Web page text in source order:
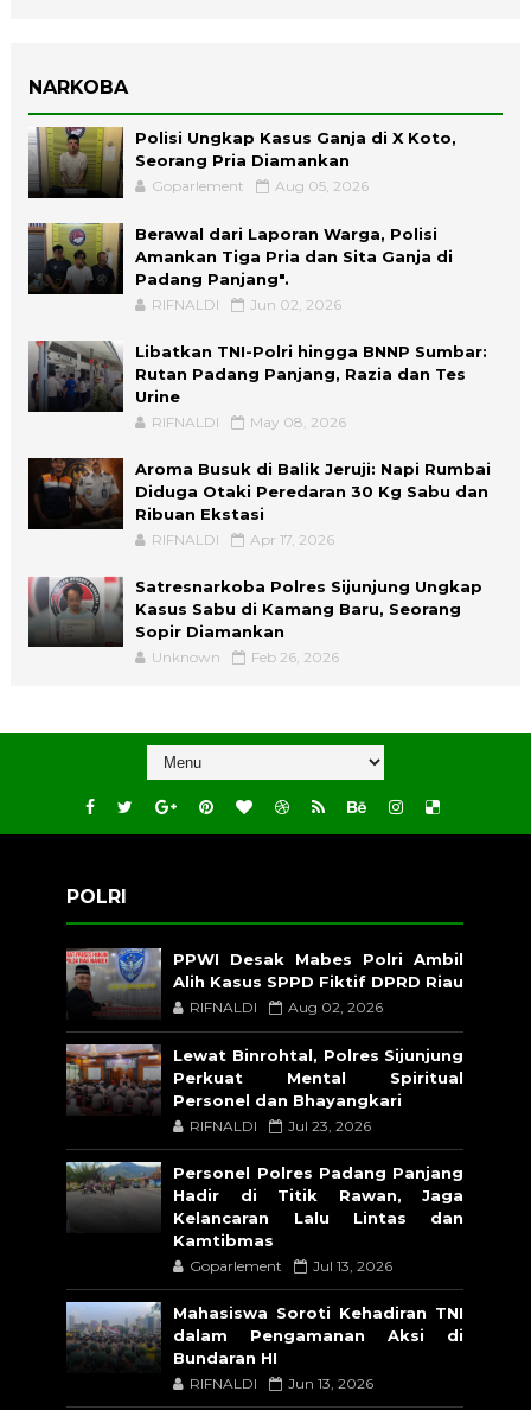
NARKOBA
Polisi Ungkap Kasus Ganja di X Koto,
Seorang Pria Diamankan
Goparlement Aug 05, 2026
Berawal dari Laporan Warga, Polisi
Amankan Tiga Pria dan Sita Ganja di
Padang Panjang".
RIFNALDI Jun 02, 2026
Libatkan TNI-Polri hingga BNNP Sumbar:
Rutan Padang Panjang, Razia dan Tes
Urine
RIFNALDI May 08, 2026
Aroma Busuk di Balik Jeruji: Napi Rumbai
Diduga Otaki Peredaran 30 Kg Sabu dan
Ribuan Ekstasi
RIFNALDI Apr 17, 2026
Satresnarkoba Polres Sijunjung Ungkap
Kasus Sabu di Kamang Baru, Seorang
Sopir Diamankan
Unknown Feb 26, 2026
POLRI
PPWI Desak Mabes Polri Ambil
Alih Kasus SPPD Fiktif DPRD Riau
RIFNALDI Aug 02, 2026
Lewat Binrohtal, Polres Sijunjung
Perkuat Mental Spiritual
Personel dan Bhayangkari
RIFNALDI Jul 23, 2026
Personel Polres Padang Panjang
Hadir di Titik Rawan, Jaga
Kelancaran Lalu Lintas dan
Kamtibmas
Goparlement Jul 13, 2026
Mahasiswa Soroti Kehadiran TNI
dalam Pengamanan Aksi di
Bundaran HI
RIFNALDI Jun 13, 2026